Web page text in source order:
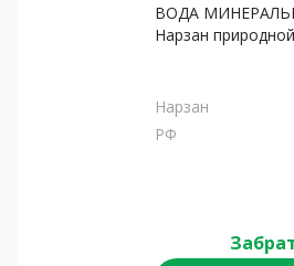
ВОДА
Нарзан
Нарзан
РФ